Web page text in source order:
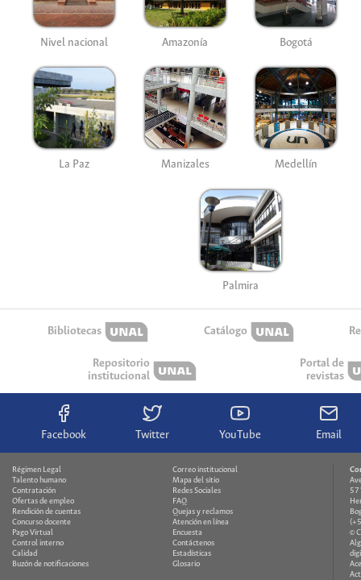
Nivel nacional Amazonía Bogotá
La Paz Manizales Medellín
Palmira
Bibliotecas Catálogo
Repositorio
institucional
Portal de
revistas
Facebook Twitter YouTube Email
Régimen Legal
Talento humano
Contratación
Ofertas de empleo
Rendición de cuentas
Concurso docente
Pago Virtual
Control interno
Calidad
Buzón de notificaciones
Correo institucional
Mapa del sitio
Redes Sociales
FAQ
Quejas y reclamos
Atención en línea
Encuesta
Contáctenos
Estadísticas
Glosario
©